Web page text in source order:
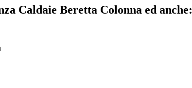
Caldaie Beretta Colonna ed anche: